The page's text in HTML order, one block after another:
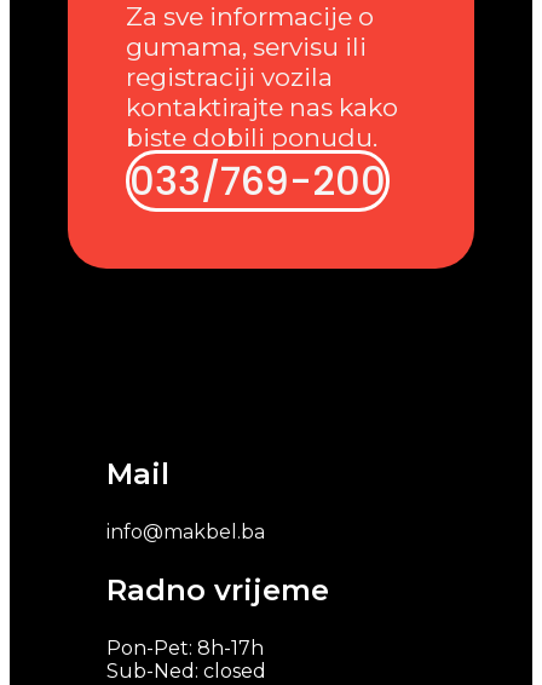
Mail
info@makbel.ba
Radno vrijeme
Pon-Pet: 8h-17h
Sub-Ned: closed
Za sve informacije o
gumama, servisu ili
registraciji vozila
kontaktirajte nas kako
biste dobili ponudu.
033/769-200